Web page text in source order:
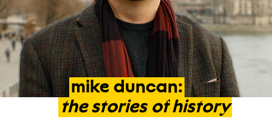
mike duncan:
the stories of history